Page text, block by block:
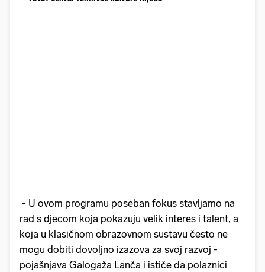
- U ovom programu poseban fokus stavljamo na
rad s djecom koja pokazuju velik interes i talent, a
koja u klasičnom obrazovnom sustavu često ne
mogu dobiti dovoljno izazova za svoj razvoj -
pojašnjava Galogaža Lanča i ističe da polaznici